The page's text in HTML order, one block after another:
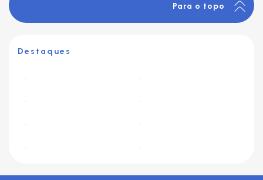
Para o topo
Destaques